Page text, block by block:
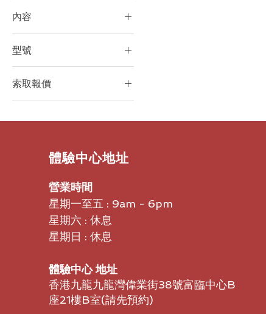
HK$0 HK$53,820
內容
Neat Board 50 + Neat
Board 50 adaptive
stand
Neat Board 50
Neat Board PRO +
Neat Board PRO
Neat Board PRO
adaptive stand
型號
Logitech RALLY
Plus(960-001242)
Logitech RALLY(960-
POLY X52 + TC10
POLY | HP STUDIO X
30 + TC 10
白色(960-001324)
石墨灰(960-001312)
石墨灰(960-001340)
索取報價
​體驗中心地址
營業時間
星期一至五 : 9am - 6pm
星期六 : 休息
星期日 : 休息
體驗中心 地址
香港九龍九龍灣偉業街38號富臨中心B
座21樓B室​(請先預約)